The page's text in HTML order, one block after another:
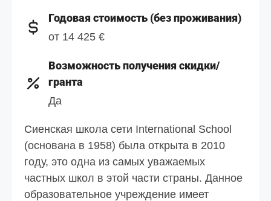
Годовая стоимость (без проживания)
от 14 425 €
Возможность получения скидки/
гранта
Да
Сиенская школа сети International School
(основана в 1958) была открыта в 2010
году, это одна из самых уважаемых
частных школ в этой части страны. Данное
образовательное учреждение имеет